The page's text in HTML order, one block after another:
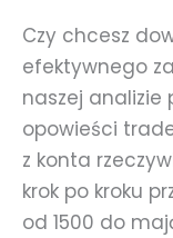
Czy chcesz
efektywnego
naszej analizie
opowieści
z konta
krok po kroku
od 1500 do